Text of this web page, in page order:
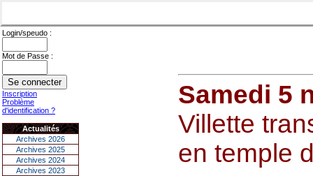
Login/speudo :
Mot de Passe :
Inscription
Problème
d'identification ?
Actualités
Archives 2026
Archives 2025
Archives 2024
Archives 2023
Samedi 5
Villette
en temple